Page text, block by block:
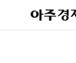
아
주
제